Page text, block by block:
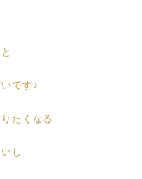
です♪
たくなる
し